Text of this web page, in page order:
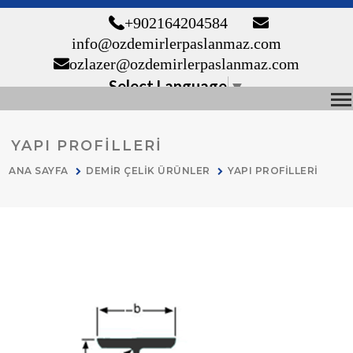
+90 216 420 45 84
info@ozdemirlerpaslanmaz.com
ozlazer@ozdemirlerpaslanmaz.com
Select Language▼
YAPI PROFİLLERİ
ANA SAYFA DEMİR ÇELİK ÜRÜNLER YAPI PROFİLLERİ